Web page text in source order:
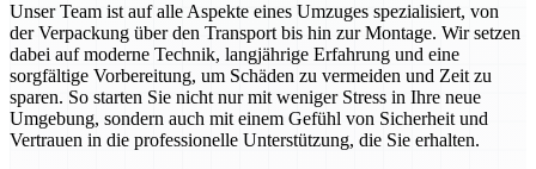
Unser Team ist auf alle Aspekte eines Umzuges spezialisiert, von
der Verpackung über den Transport bis hin zur Montage. Wir setzen
dabei auf moderne Technik, langjährige Erfahrung und eine
sorgfältige Vorbereitung, um Schäden zu vermeiden und Zeit zu
sparen. So starten Sie nicht nur mit weniger Stress in Ihre neue
Umgebung, sondern auch mit einem Gefühl von Sicherheit und
Vertrauen in die professionelle Unterstützung, die Sie erhalten.